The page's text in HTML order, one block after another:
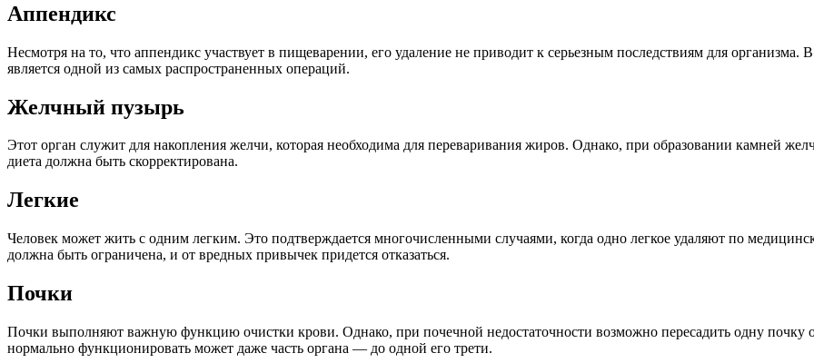
Аппендикс
Несмотря на то, что аппендикс участвует в пищеварении, его удаление не приводит к серьезным последствиям для
является одной из самых распространенных операций.
Желчный пузырь
Этот орган служит для накопления желчи, которая необходима для переваривания жиров. Однако, при образовании камней
диета должна быть скорректирована.
Легкие
Человек может жить с одним легким. Это подтверждается многочисленными случаями, когда одно легкое удаляют по
должна быть ограничена, и от вредных привычек придется отказаться.
Почки
Почки выполняют важную функцию очистки крови. Однако, при почечной недостаточности возможно пересадить одну почку
нормально функционировать может даже часть органа — до одной его трети.